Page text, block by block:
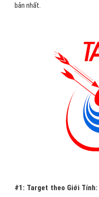
bản nhất.
#1: Target theo Giới Tính: